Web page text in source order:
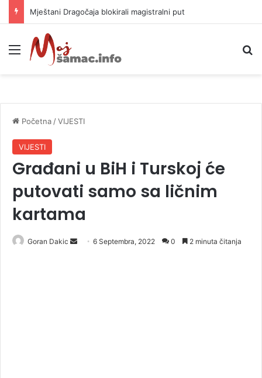
Helikopter ponovo gasi vatru u selima kod Trebinja
Meni
Početna /VIJESTI
VIJESTI
Građani u BiH i Turskoj će
putovati samo sa ličnim
kartama
Goran Dakic 6 Septembra, 2022 0 2 minuta čitanja